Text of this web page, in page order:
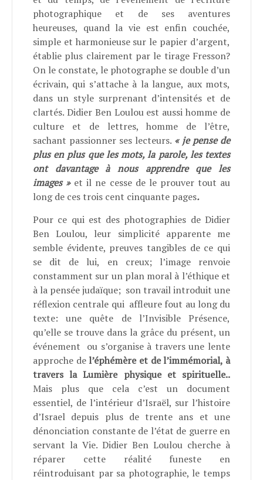
photographique et de ses aventures
heureuses, quand la vie est enfin couchée,
simple et harmonieuse sur le papier d’argent,
établie plus clairement par le tirage Fresson?
On le constate, le photographe se double d’un
écrivain, qui s’attache à la langue, aux mots,
dans un style surprenant d’intensités et de
clartés. Didier Ben Loulou est aussi homme de
culture et de lettres, homme de l’être,
sachant passionner ses lecteurs. « je pense de
plus en plus que les mots, la parole, les textes
ont davantage à nous apprendre que les
images »et il ne cesse de le prouver tout au
long de ces trois cent cinquante pages.
Pour ce qui est des photographies de Didier
Ben Loulou, leur simplicité apparente me
semble évidente, preuves tangibles de ce qui
se dit de lui, en creux; l’image renvoie
constamment sur un plan moral à l’éthique et
à la pensée judaïque; son travail introduit une
réflexion centrale qui affleure fout au long du
texte: une quête de l’Invisible Présence,
qu’elle se trouve dans la grâce du présent, un
événement ou s’organise à travers une lente
approche del’éphémère et de l’immémorial, à
travers la Lumière physique et spirituelle..
Mais plus que cela c’est un document
essentiel, de l’intérieur d’Israël, sur l’histoire
d’Israel depuis plus de trente ans et une
dénonciation constante de l’état de guerre en
servant la Vie. Didier Ben Loulou cherche à
réparer cette réalité funeste en
réintroduisant par sa photographie, le temps